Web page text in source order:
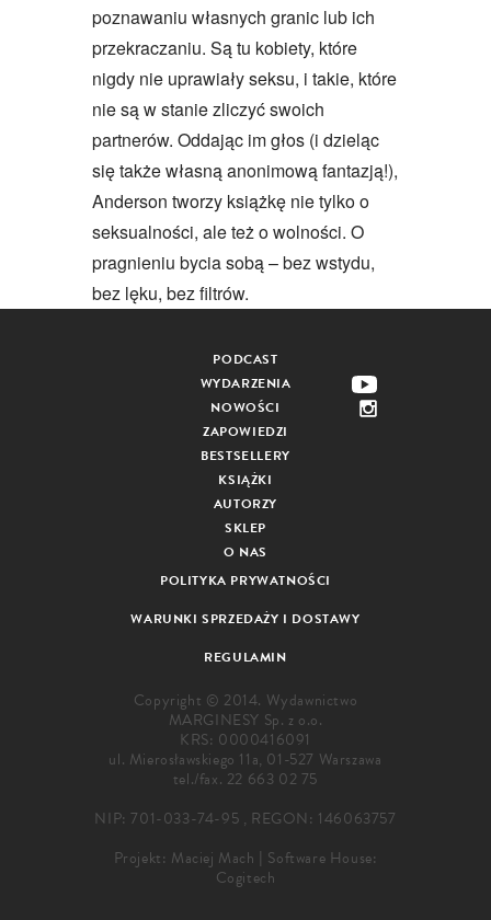
poznawaniu własnych granic lub ich
przekraczaniu. Są tu kobiety, które
nigdy nie uprawiały seksu, i takie, które
nie są w stanie zliczyć swoich
partnerów. Oddając im głos (i dzieląc
się także własną anonimową fantazją!),
Anderson tworzy książkę nie tylko o
seksualności, ale też o wolności. O
pragnieniu bycia sobą – bez wstydu,
bez lęku, bez filtrów.
PODCAST
WYDARZENIA
NOWOŚCI
ZAPOWIEDZI
BESTSELLERY
KSIĄŻKI
AUTORZY
SKLEP
O NAS
POLITYKA PRYWATNOŚCI
WARUNKI SPRZEDAŻY I DOSTAWY
REGULAMIN
Copyright © 2014. Wydawnictwo
MARGINESY Sp. z o.o.
KRS: 0000416091
ul. Mierosławskiego 11a, 01-527 Warszawa
tel./fax. 22 663 02 75
NIP: 701-033-74-95 , REGON: 146063757
Projekt: Maciej Mach | Software House:
Cogitech